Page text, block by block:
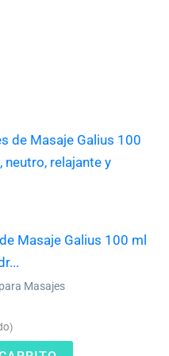
Masaje Galius 100 ml
Masajes